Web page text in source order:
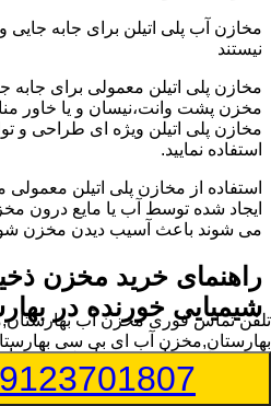
مخازن آب پلی اتیلن برای جابه
نیستند
مخازن پلی اتیلن معمولی برای جابه
مخزن پشت وانت،نیسان و یا خاور
مخازن پلی اتیلن ویژه ای طراحی و
استفاده نمایید.
استفاده از مخازن پلی اتیلن معمولی
ایجاد شده توسط آب یا مایع درون
می شوند باعث آسیب دیدن مخزن
راهنمای خرید مخزن
شیمیایی خورنده در
مخزن ذخیره اسید و مواد شیمیایی
بتوانند در برابر چگالی نسبتا بالا و
کافی داشته باشند.به همین دلیل نمی
تلفن تماس فوریمخزن آب
بهارستان,مخزن آب ای بی سی